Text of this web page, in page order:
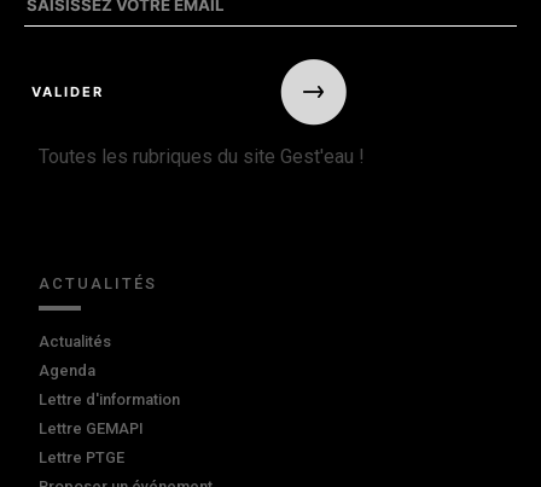
Toutes les rubriques du site Gest'eau !
ACTUALITÉS
Actualités
Agenda
Lettre d'information
Lettre GEMAPI
Lettre PTGE